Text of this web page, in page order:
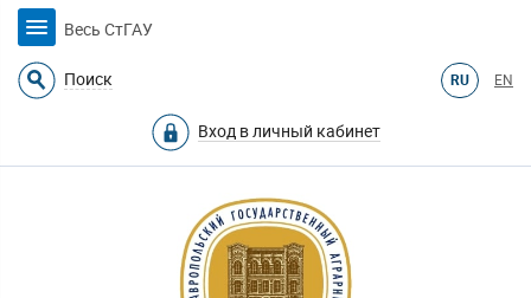
Весь СтГАУ
Поиск RU EN
Вход в личный кабинет